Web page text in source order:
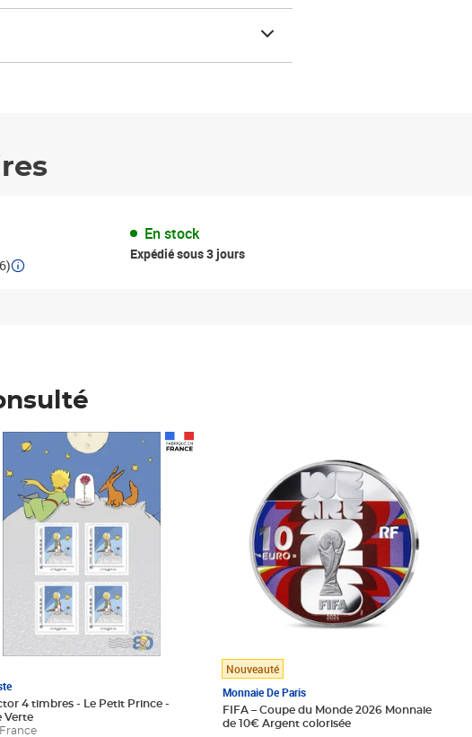
En stock
Expédié sous 3 jours
4 timbres - Le Petit Prince -
Verte
HT
Nouveauté
Monnaie De Paris
FIFA – Coupe du Monde 2026 Monnaie
de 10€ Argent colorisée